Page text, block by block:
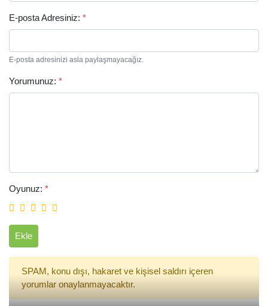
E-posta Adresiniz: *
E-posta adresinizi asla paylaşmayacağız.
Yorumunuz: *
Oyunuz: *
Ekle
SPAM, konu dışı, hakaret ve kişisel saldırı içeren
yorumlar onaylanmayacaktır.